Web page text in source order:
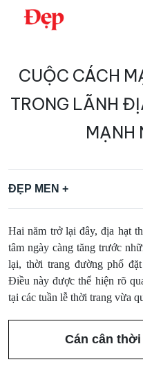
Chuyển
kiếm
CUỘC CÁCH
TRONG LÃNH
MẠNH
ĐẸP MEN +
Hai năm trở lại đây, địa hạt
tâm ngày càng tăng trước
lại, thời trang đường phố
Điều này được thể hiện rõ
tại các tuần lễ thời trang vừa
Cán cân